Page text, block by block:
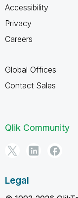
Accessibility
Privacy
Careers
Global Offices
Contact Sales
Qlik Community
Legal